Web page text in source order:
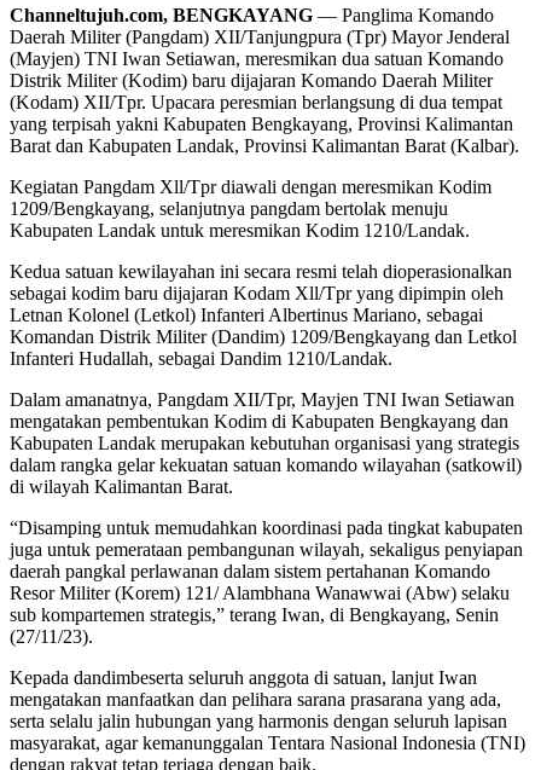
Channeltujuh.com, BENGKAYANG — Panglima Komando
Daerah Militer (Pangdam) XII/Tanjungpura (Tpr) Mayor Jenderal
(Mayjen) TNI Iwan Setiawan, meresmikan dua satuan Komando
Distrik Militer (Kodim) baru dijajaran Komando Daerah Militer
(Kodam) XII/Tpr. Upacara peresmian berlangsung di dua tempat
yang terpisah yakni Kabupaten Bengkayang, Provinsi Kalimantan
Barat dan Kabupaten Landak, Provinsi Kalimantan Barat (Kalbar).
Kegiatan Pangdam Xll/Tpr diawali dengan meresmikan Kodim
1209/Bengkayang, selanjutnya pangdam bertolak menuju
Kabupaten Landak untuk meresmikan Kodim 1210/Landak.
Kedua satuan kewilayahan ini secara resmi telah dioperasionalkan
sebagai kodim baru dijajaran Kodam Xll/Tpr yang dipimpin oleh
Letnan Kolonel (Letkol) Infanteri Albertinus Mariano, sebagai
Komandan Distrik Militer (Dandim) 1209/Bengkayang dan Letkol
Infanteri Hudallah, sebagai Dandim 1210/Landak.
Dalam amanatnya, Pangdam XII/Tpr, Mayjen TNI Iwan Setiawan
mengatakan pembentukan Kodim di Kabupaten Bengkayang dan
Kabupaten Landak merupakan kebutuhan organisasi yang strategis
dalam rangka gelar kekuatan satuan komando wilayahan (satkowil)
di wilayah Kalimantan Barat.
“Disamping untuk memudahkan koordinasi pada tingkat kabupaten
juga untuk pemerataan pembangunan wilayah, sekaligus penyiapan
daerah pangkal perlawanan dalam sistem pertahanan Komando
Resor Militer (Korem) 121/ Alambhana Wanawwai (Abw) selaku
sub kompartemen strategis,” terang Iwan, di Bengkayang, Senin
(27/11/23).
Kepada dandimbeserta seluruh anggota di satuan, lanjut Iwan
mengatakan manfaatkan dan pelihara sarana prasarana yang ada,
serta selalu jalin hubungan yang harmonis dengan seluruh lapisan
masyarakat, agar kemanunggalan Tentara Nasional Indonesia (TNI)
dengan rakyat tetap terjaga dengan baik.